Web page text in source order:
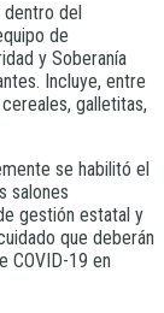
dentro del
de
y Soberanía
Incluye, entre
galletitas,
se habilitó el
salones
gestión estatal y
que deberán
COVID-19 en